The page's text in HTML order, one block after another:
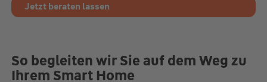
Jetzt beraten lassen
So begleiten wir Sie auf dem Weg zu
Ihrem Smart Home